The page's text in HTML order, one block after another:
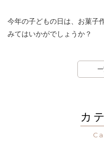
今年の子どもの日は、お菓子
みてはいかがでしょうか？
カ